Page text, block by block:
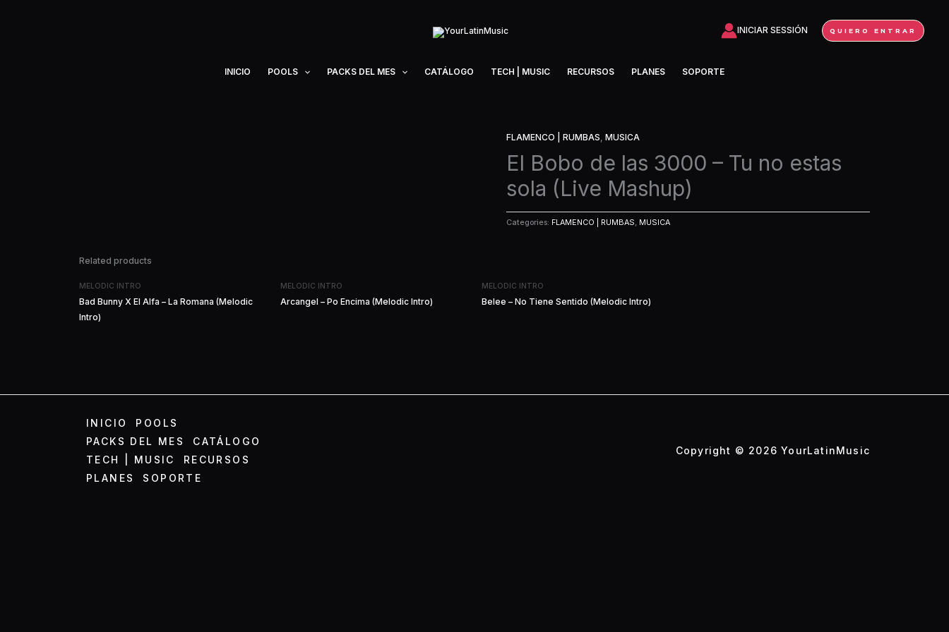
INICIAR SESSIÓN QUIERO ENTRAR
INICIO POOLS PACKS DEL MES CATÁLOGO TECH | MUSIC RECURSOS PLANES SOPORTE
FLAMENCO | RUMBAS, MUSICA
El Bobo de las 3000 – Tu no estas
sola (Live Mashup)
Categories: FLAMENCO | RUMBAS, MUSICA
Related products
MELODIC INTRO
Bad Bunny X El Alfa – La Romana (Melodic
Intro)
MELODIC INTRO
Arcangel – Po Encima (Melodic Intro)
MELODIC INTRO
Belee – No Tiene Sentido (Melodic Intro)
INICIO
POOLS
PACKS DEL MES
CATÁLOGO
TECH | MUSIC
RECURSOS
PLANES
SOPORTE
Copyright © 2026 YourLatinMusic